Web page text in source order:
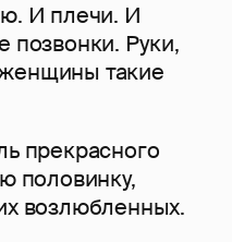
И плечи. И
позвонки. Руки,
такие
прекрасного
половинку,
возлюбленных.